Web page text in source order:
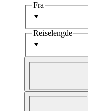
Fra
Reiselengde